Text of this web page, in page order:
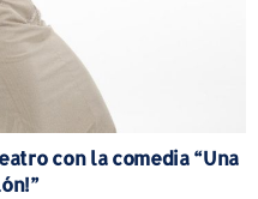
con la comedia “Una